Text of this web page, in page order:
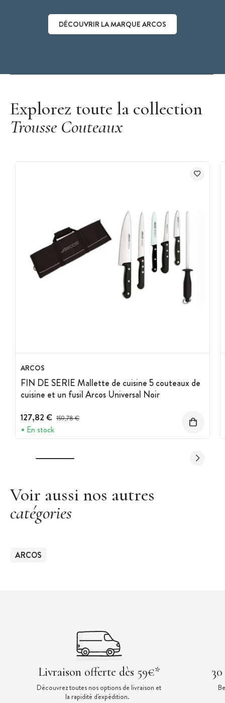
DÉCOUVRIR LA MARQUE ARCOS
Explorez toute la collection
Trousse Couteaux
ARCOS
FIN DE SERIE Mallette de cuisine 5 couteaux de
cuisine et un fusil Arcos Universal Noir
127,82 € Prix avant réduction :
159,78 €
En stock
Voir aussi nos autres
catégories
ARCOS
Livraison offerte dès 59€*
Découvrez toutes nos options de livraison et
la rapidité d'expédition.